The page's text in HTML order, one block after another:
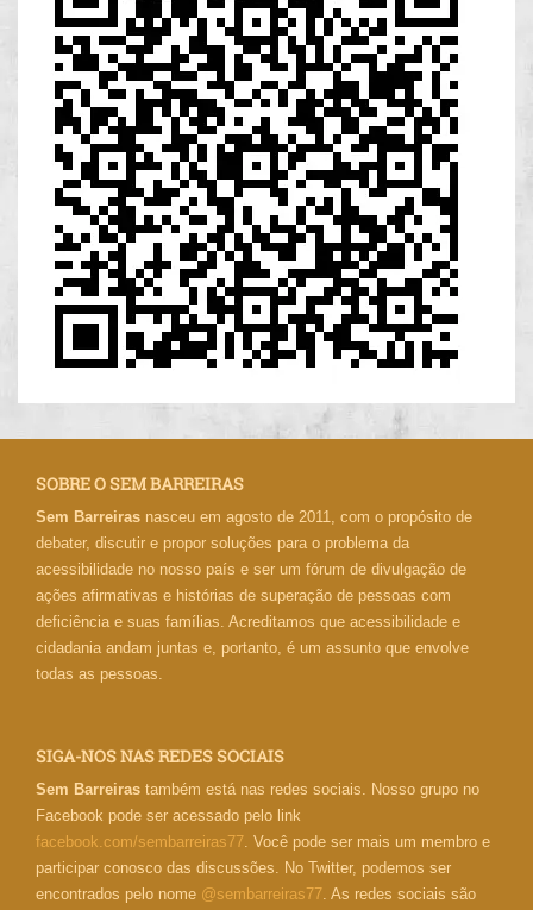
SOBRE O SEM BARREIRAS
Sem Barreiras nasceu em agosto de 2011, com o propósito de
debater, discutir e propor soluções para o problema da
acessibilidade no nosso país e ser um fórum de divulgação de
ações afirmativas e histórias de superação de pessoas com
deficiência e suas famílias. Acreditamos que acessibilidade e
cidadania andam juntas e, portanto, é um assunto que envolve
todas as pessoas.
SIGA-NOS NAS REDES SOCIAIS
Sem Barreiras também está nas redes sociais. Nosso grupo no
Facebook pode ser acessado pelo link
facebook.com/sembarreiras77. Você pode ser mais um membro e
participar conosco das discussões. No Twitter, podemos ser
encontrados pelo nome @sembarreiras77. As redes sociais são